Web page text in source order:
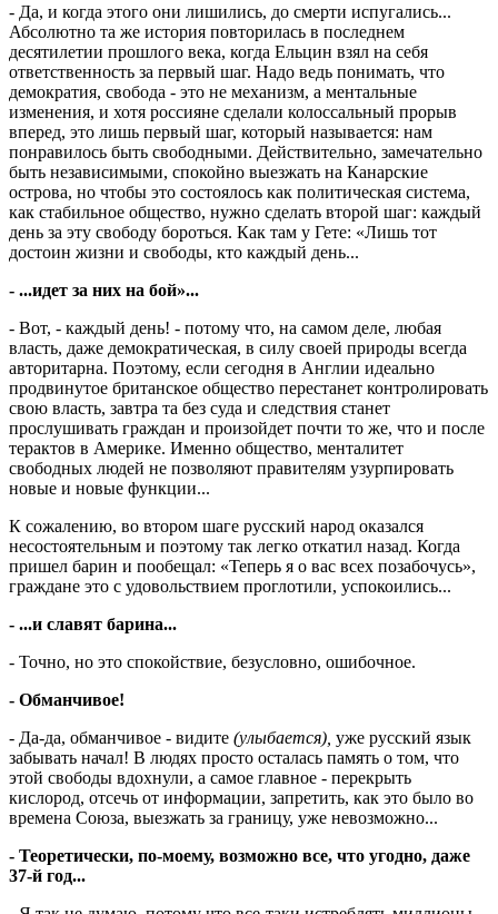
- Да, и когда этого они лишились, до смерти испугались...
Абсолютно та же история повторилась в последнем
десятилетии прошлого века, когда Ельцин взял на себя
ответственность за первый шаг. Надо ведь понимать, что
демократия, свобода - это не механизм, а ментальные
изменения, и хотя россияне сделали колоссальный прорыв
вперед, это лишь первый шаг, который называется: нам
понравилось быть свободными. Действительно, замечательно
быть независимыми, спокойно выезжать на Канарские
острова, но чтобы это состоялось как политическая система,
как стабильное общество, нужно сделать второй шаг: каждый
день за эту свободу бороться. Как там у Гете: «Лишь тот
достоин жизни и свободы, кто каждый день...
- ...идет за них на бой»...
- Вот, - каждый день! - потому что, на самом деле, любая
власть, даже демократическая, в силу своей природы всегда
авторитарна. Поэтому, если сегодня в Англии идеально
продвинутое британское общество перестанет контролировать
свою власть, завтра та без суда и следствия станет
прослушивать граждан и произойдет почти то же, что и после
терактов в Америке. Именно общество, менталитет
свободных людей не позволяют правителям узурпировать
новые и новые функции...
К сожалению, во втором шаге русский народ оказался
несостоятельным и поэтому так легко откатил назад. Когда
пришел барин и пообещал: «Теперь я о вас всех позабочусь»,
граждане это с удовольствием проглотили, успокоились...
- ...и славят барина...
- Точно, но это спокойствие, безусловно, ошибочное.
- Обманчивое!
- Да-да, обманчивое - видите (улыбается), уже русский язык
забывать начал! В людях просто осталась память о том, что
этой свободы вдохнули, а самое главное - перекрыть
кислород, отсечь от информации, запретить, как это было во
времена Союза, выезжать за границу, уже невозможно...
- Теоретически, по-моему, возможно все, что угодно, даже
37-й год...